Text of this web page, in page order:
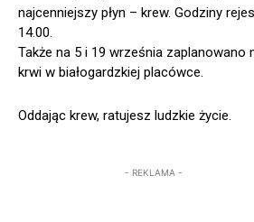
najcenniejszy płyn – krew. Godziny
14.00.
Także na 5 i 19 września zaplanowano
krwi w białogardzkiej placówce.
Oddając krew, ratujesz ludzkie życie.
- REKLAMA -